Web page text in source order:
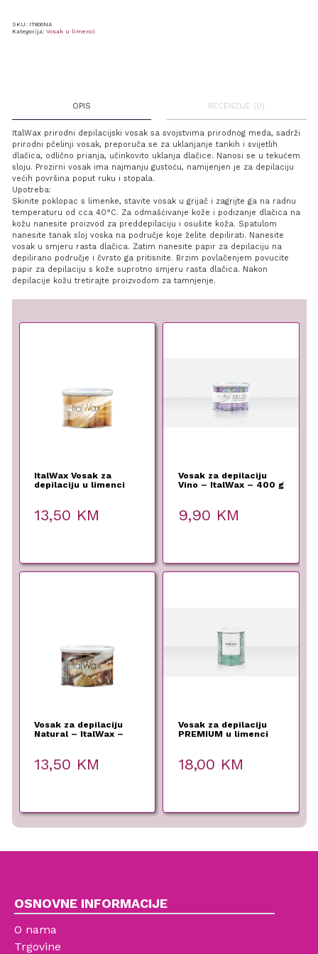
SKU: IT800NA
Kategorija: Vosak u limenci
OPIS RECENZIJE (0)
ItalWax prirodni depilacijski vosak sa svojstvima prirodnog meda, sadrži
prirodni pčelinji vosak, preporuča se za uklanjanje tankih i svijetlih
dlačica, odlično prianja, učinkovito uklanja dlačice. Nanosi se u tekućem
sloju. Prozirni vosak ima najmanju gustoću, namijenjen je za depilaciju
većih površina poput ruku i stopala.
Upotreba:
Skinite poklopac s limenke, stavite vosak u grijač i zagrijte ga na radnu
temperaturu od cca 40°C. Za odmašćivanje kože i podizanje dlačica na
kožu nanesite proizvod za preddepilaciju i osušite koža. Spatulom
nanesite tanak sloj voska na područje koje želite depilirati. Nanesite
vosak u smjeru rasta dlačica. Zatim nanesite papir za depilaciju na
depilirano područje i čvrsto ga pritisnite. Brzim povlačenjem povucite
papir za depilaciju s kože suprotno smjeru rasta dlačica. Nakon
depilacije kožu tretirajte proizvodom za tamnjenje.
ItalWax Vosak za
depilaciju u limenci
13,50 KM
Vosak za depilaciju
Vino – ItalWax – 400 g
9,90 KM
Vosak za depilaciju
Natural – ItalWax –
13,50 KM
Vosak za depilaciju
PREMIUM u limenci
18,00 KM
OSNOVNE INFORMACIJE
O nama
Trgovine